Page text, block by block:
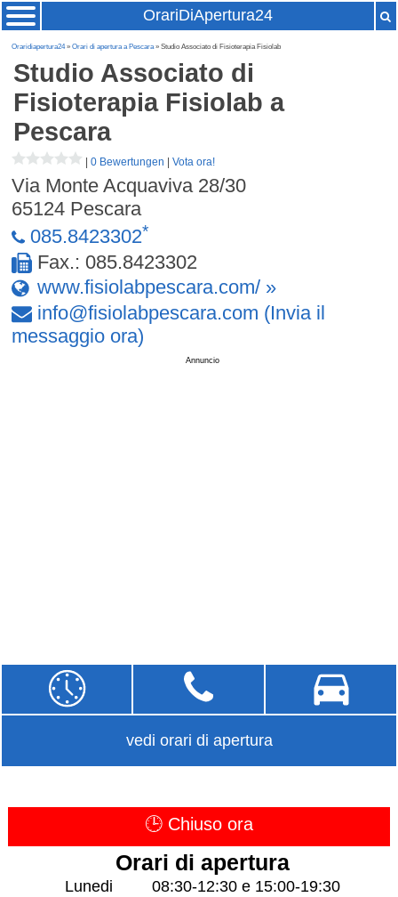
OrariDiApertura24
Oraridiapertura24»Orari di apertura a Pescara» Studio Associato di Fisioterapia Fisiolab
Studio Associato di
Fisioterapia Fisiolab a
Pescara
|0 Bewertungen |Vota ora!
Via Monte Acquaviva 28/30
65124 Pescara
085.8423302*
Fax.: 085.8423302
www.fisiolabpescara.com/ »
info@fisiolabpescara.com (Invia il
messaggio ora)
Annuncio
vedi orari di apertura
🕒 Chiuso ora
Orari di apertura
Lunedi
08:30-12:30 e 15:00-19:30